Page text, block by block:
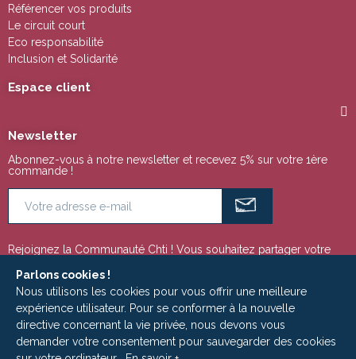
Parlons cookies !
Nous utilisons les cookies pour vous offrir une meilleure
expérience utilisateur. Pour se conformer à la nouvelle
directive concernant la vie privée, nous devons vous
demander votre consentement pour sauvegarder des cookies
Référencer vos produits
Le circuit court
Eco responsabilité
Inclusion et Solidarité
Espace client
Newsletter
Abonnez-vous à notre newsletter et recevez 5% sur votre 1ère
commande !
Rejoignez la Communauté Chti ! Vous souhaitez partager votre
suivre notre actualité ? Ces espaces sont faits pour vous !
Copyright © 2009 - 2025 | Le Ch'ti Marché est un site édité par la Société
ADLC MEDIA - RCS Roubaix-Tourcoing 533 949 798